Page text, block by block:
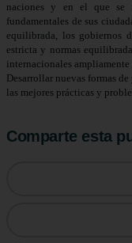
naciones y en el que se
fundamentales de sus
equilibrada, los gobiernos
estricta y normas
internacionales
Desarrollar nuevas formas
las mejores prácticas y
Comparte esta